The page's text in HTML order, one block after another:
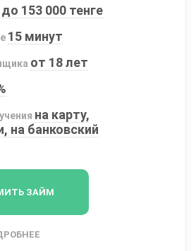
до 153 000 тенге
15 минут
от 18 лет
на карту,
на банковский
ЗАЙМ